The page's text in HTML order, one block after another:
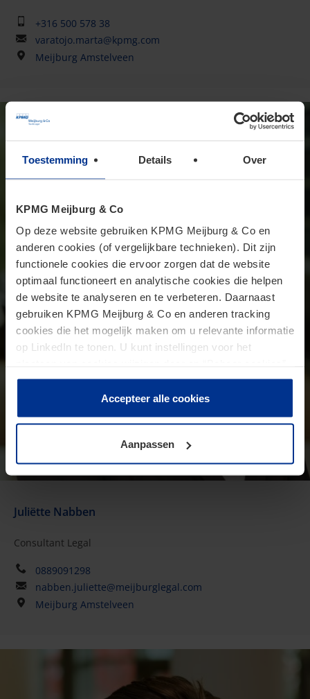
Toestemming Details Over
KPMG Meijburg & Co
Op deze website gebruiken KPMG Meijburg & Co en
anderen cookies (of vergelijkbare technieken). Dit zijn
functionele cookies die ervoor zorgen dat de website
optimaal functioneert en analytische cookies die helpen
de website te analyseren en te verbeteren. Daarnaast
gebruiken KPMG Meijburg & Co en anderen tracking
cookies die het mogelijk maken om u relevante informatie
op LinkedIn te tonen. U kunt instellingen voor het
te klikken. Als u op “Accepteer alle cookies” klikt, geeft u
toestemming voor het gebruik van alle cookies. Deze
toestemming kunt u altijd weer intrekken.
Accepteer alle cookies
Aanpassen
+316 500 578 38
varatojo.marta@kpmg.com
Meijburg Amstelveen
Juliëtte Nabben
Consultant Legal
0889091298
nabben.juliette@meijburglegal.com
Meijburg Amstelveen